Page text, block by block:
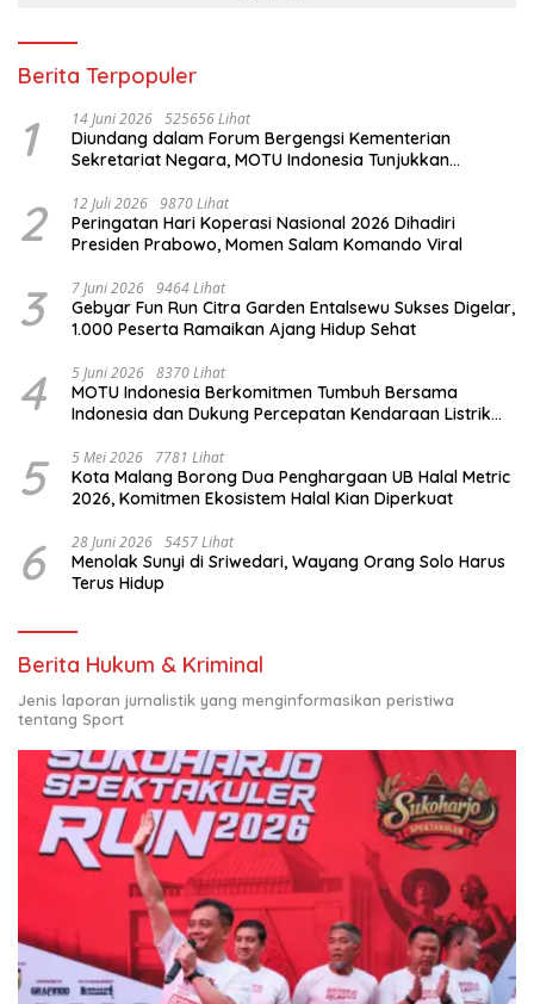
Berita Terpopuler
1 14 Juni 2026 525656 Lihat
Diundang dalam Forum Bergengsi Kementerian
Sekretariat Negara, MOTU Indonesia Tunjukkan
2 12 Juli 2026 9870 Lihat
Peringatan Hari Koperasi Nasional 2026 Dihadiri
Presiden Prabowo, Momen Salam Komando Viral
3 7 Juni 2026 9464 Lihat
Gebyar Fun Run Citra Garden Entalsewu Sukses Digelar,
1.000 Peserta Ramaikan Ajang Hidup Sehat
4 5 Juni 2026 8370 Lihat
MOTU Indonesia Berkomitmen Tumbuh Bersama
Indonesia dan Dukung Percepatan Kendaraan Listrik
5 5 Mei 2026 7781 Lihat
Kota Malang Borong Dua Penghargaan UB Halal Metric
2026, Komitmen Ekosistem Halal Kian Diperkuat
6 28 Juni 2026 5457 Lihat
Menolak Sunyi di Sriwedari, Wayang Orang Solo Harus
Terus Hidup
Berita Hukum & Kriminal
Jenis laporan jurnalistik yang menginformasikan peristiwa
tentang Sport